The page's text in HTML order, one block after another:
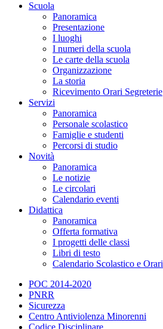
Scuola
Panoramica
Presentazione
I luoghi
I numeri della scuola
Le carte della scuola
Organizzazione
La storia
Ricevimento Orari Segreterie
Servizi
Panoramica
Personale scolastico
Famiglie e studenti
Percorsi di studio
Novità
Panoramica
Le notizie
Le circolari
Calendario eventi
Didattica
Panoramica
Offerta formativa
I progetti delle classi
Libri di testo
Calendario Scolastico e Orari
POC 2014-2020
PNRR
Sicurezza
Centro Antiviolenza Minorenni
Codice Disciplinare